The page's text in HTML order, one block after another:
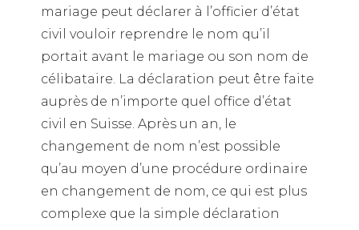
mariage peut déclarer à l’officier d’état
civil vouloir reprendre le nom qu’il
portait avant le mariage ou son nom de
célibataire. La déclaration peut être faite
auprès de n’importe quel office d’état
civil en Suisse. Après un an, le
changement de nom n’est possible
qu’au moyen d’une procédure ordinaire
en changement de nom, ce qui est plus
complexe que la simple déclaration